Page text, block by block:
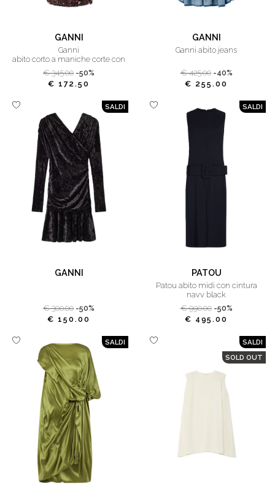
GANNI
ganni
abito corto a maniche corte con
€ 345.00 -50%
€ 172.50
GANNI
ganni abito jeans
€ 425.00 -40%
€ 255.00
SALDI
GANNI
€ 300.00 -50%
€ 150.00
SALDI
PATOU
patou abito midi con cintura
navy black
€ 990.00 -50%
€ 495.00
SALDI
SALDI
SOLD OUT